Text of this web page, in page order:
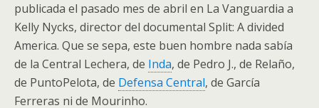
publicada el pasado mes de abril en La Vanguardia a
Kelly Nycks, director del documental Split: A divided
America. Que se sepa, este buen hombre nada sabía
de la Central Lechera, de Inda, de Pedro J., de Relaño,
de PuntoPelota, de Defensa Central, de García
Ferreras ni de Mourinho.